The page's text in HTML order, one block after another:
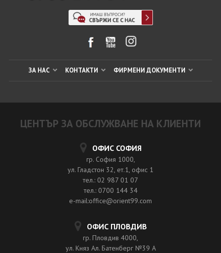
ЗА НАС КОНТАКТИ ФИРМЕНИ ДОКУМЕНТИ
ЦЕНТЪР ЗА ОБСЛУЖВАНЕ НА КЛИЕНТИ
ОФИС СОФИЯ
гр. София 1000,
ул. Гладстон 32, ет.1, офис 1
тел.: 02 987 01 07
тел.: 0700 144 34
e-mail:office@orient99.com
ОФИС ПЛОВДИВ
гр. Пловдив 4000,
ул. Княз Ал. Батенберг №39 A